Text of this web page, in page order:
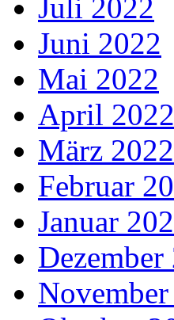
Juli 2022
Juni 2022
Mai 2022
April 2022
März 2022
Februar
Januar
Dezember